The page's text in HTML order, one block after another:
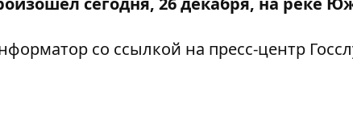
со ссылкой на пресс-центр